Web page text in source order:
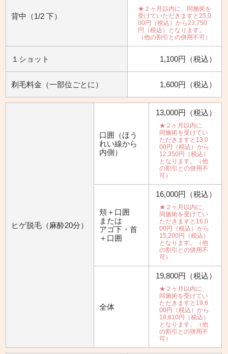
背中（1/2 下）
★２ヶ月以内に、同施術を
受けていただきますと25,0
00円（税込）から23,750
円（税込）となります。
（他の割引との併用不可）
１ショット 1,100円（税込）
剃毛料金（一部位ごとに） 1,600円（税込）
ヒゲ脱毛（麻酔20分）
口囲（ほう
れい線から
内側）
13,000円（税込）
★２ヶ月以内に、
同施術を受けてい
ただきますと13,0
00円（税込）から
12,350円（税込）
となります。（他
の割引との併用不
可）
頬＋口囲
または
アゴ下・首
＋口囲
16,000円（税込）
★２ヶ月以内に、
同施術を受けてい
ただきますと16,0
00円（税込）から
15,200円（税込）
となります。（他
の割引との併用不
可）
全体
19,800円（税込）
★２ヶ月以内に、
同施術を受けてい
ただきますと19,8
00円（税込）から
18,810円（税込）
となります。（他
の割引との併用不
可）